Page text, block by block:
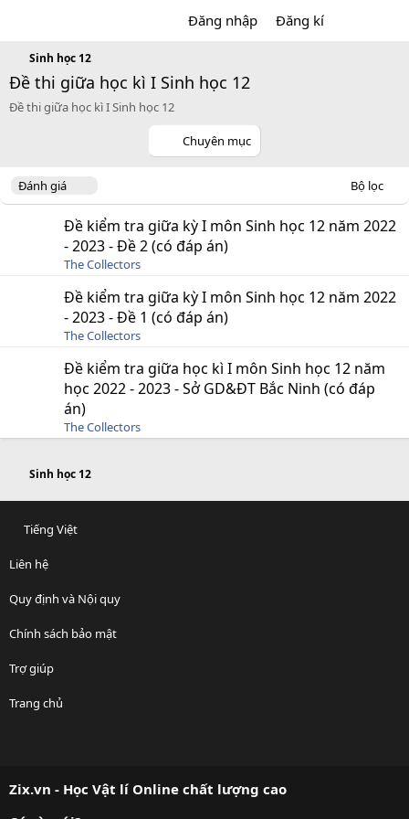
Đăng nhập Đăng kí
Sinh học 12
Đề thi giữa học kì I Sinh học 12
Đề thi giữa học kì I Sinh học 12
Chuyên mục
Đánh giá
D
e
Bộ lọc
Đề kiểm tra giữa kỳ I môn Sinh học 12 năm 2022
- 2023 - Đề 2 (có đáp án)
The Collectors
Đề kiểm tra giữa kỳ I môn Sinh học 12 năm 2022
- 2023 - Đề 1 (có đáp án)
The Collectors
Đề kiểm tra giữa học kì I môn Sinh học 12 năm
học 2022 - 2023 - Sở GD&ĐT Bắc Ninh (có đáp
án)
The Collectors
Sinh học 12
Tiếng Việt
Liên hệ
Quy định và Nội quy
Chính sách bảo mật
Trợ giúp
Trang chủ
Zix.vn - Học Vật lí Online chất lượng cao